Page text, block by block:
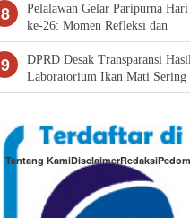
dalam Pembangunan Daerah
8
Pelalawan Gelar Paripurna Hari
ke-26: Momen Refleksi dan
Konsolidasi Pembangunan
9
DPRD Desak Transparansi
Laboratorium Ikan Mati Sering
Tentang KamiDisclaimerRedaksi
Copyright © 2026 Tabloid Narasi